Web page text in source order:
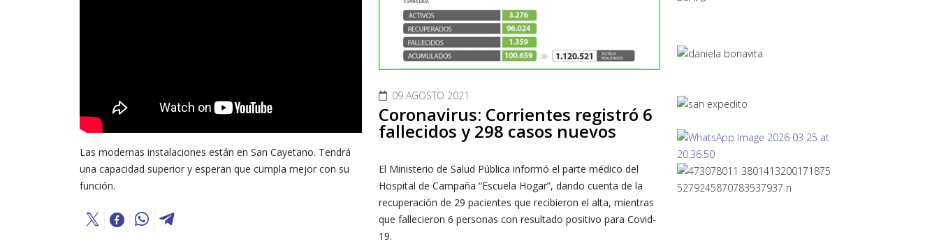
Las modernas instalaciones están en San Cayetano. Tendrá
una capacidad superior y esperan que cumpla mejor con su
función.
09 AGOSTO 2021
Coronavirus: Corrientes registró 6
fallecidos y 298 casos nuevos
El Ministerio de Salud Pública informó el parte médico del
Hospital de Campaña “Escuela Hogar”, dando cuenta de la
recuperación de 29 pacientes que recibieron el alta, mientras
que fallecieron 6 personas con resultado positivo para Covid-
19.